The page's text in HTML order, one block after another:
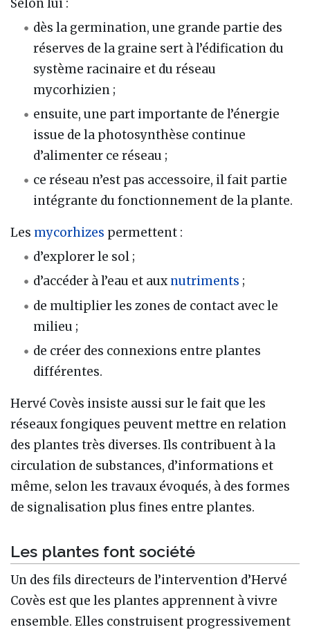
Selon lui :
dès la germination, une grande partie des
réserves de la graine sert à l’édification du
système racinaire et du réseau
mycorhizien ;
ensuite, une part importante de l’énergie
issue de la photosynthèse continue
d’alimenter ce réseau ;
ce réseau n’est pas accessoire, il fait partie
intégrante du fonctionnement de la plante.
Les mycorhizes permettent :
d’explorer le sol ;
d’accéder à l’eau et aux nutriments ;
de multiplier les zones de contact avec le
milieu ;
de créer des connexions entre plantes
différentes.
Hervé Covès insiste aussi sur le fait que les
réseaux fongiques peuvent mettre en relation
des plantes très diverses. Ils contribuent à la
circulation de substances, d’informations et
même, selon les travaux évoqués, à des formes
de signalisation plus fines entre plantes.
Les plantes font société
Un des fils directeurs de l’intervention d’Hervé
Covès est que les plantes apprennent à vivre
ensemble. Elles construisent progressivement